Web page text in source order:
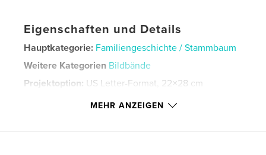
Eigenschaften und Details
Hauptkategorie: Familiengeschichte / Stammbaum
Weitere Kategorien Bildbände
Projektoption: US Letter-Format, 22×28 cm
MEHR ANZEIGEN